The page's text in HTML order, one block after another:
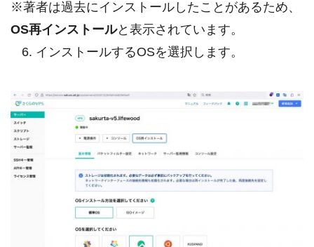
※著者は過去にインストールしたことがあるため、
OS再インストールと表示されています。
インストールするOSを選択します。